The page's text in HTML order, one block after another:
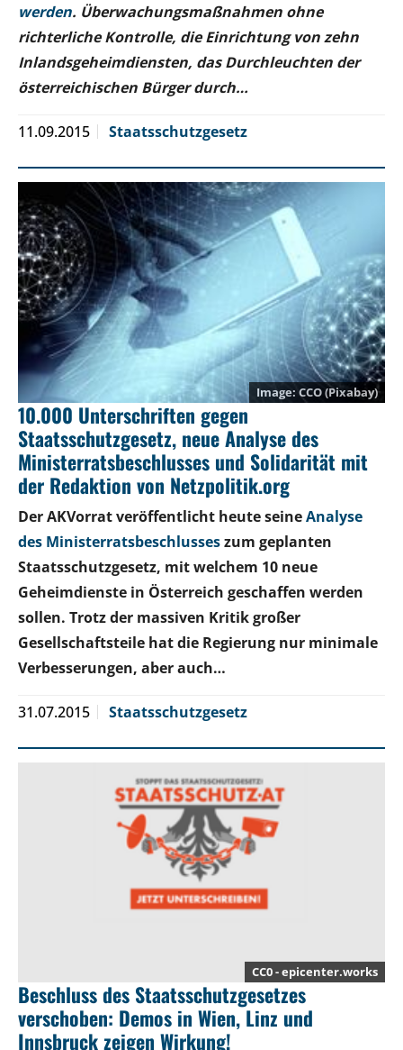
werden. Überwachungsmaßnahmen ohne
richterliche Kontrolle, die Einrichtung von zehn
Inlandsgeheimdiensten, das Durchleuchten der
österreichischen Bürger durch…
11.09.2015 Staatsschutzgesetz
CCO (Pixabay)
10.000 Unterschriften gegen
Staatsschutzgesetz, neue Analyse des
Ministerratsbeschlusses und Solidarität mit
der Redaktion von Netzpolitik.org
Der AKVorrat veröffentlicht heute seineAnalyse
des Ministerratsbeschlusseszum geplanten
Staatsschutzgesetz, mit welchem 10 neue
Geheimdienste in Österreich geschaffen werden
sollen. Trotz der massiven Kritik großer
Gesellschaftsteile hat die Regierung nur minimale
Verbesserungen, aber auch…
31.07.2015 Staatsschutzgesetz
CC0 - epicenter.works
Beschluss des Staatsschutzgesetzes
verschoben: Demos in Wien, Linz und
Innsbruck zeigen Wirkung!